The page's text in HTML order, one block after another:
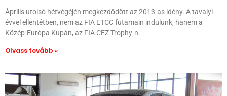
Április utolsó hétvégéjén megkezdődött az 2013-as idény. A tavalyi
évvel ellentétben, nem az FIA ETCC futamain indulunk, hanem a
Közép-Európa Kupán, az FIA CEZ Trophy-n.
Olvass tovább »